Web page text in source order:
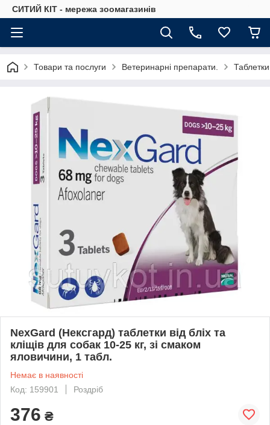
СИТИЙ КІТ - мережа зоомагазинів
Товари та послуги Ветеринарні препарати.
NexGard (Нексгард) таблетки від бліх та
кліщів для собак 10-25 кг, зі смаком
яловичини, 1 табл.
Немає в наявності
Код: 159901
Роздріб
376 ₴